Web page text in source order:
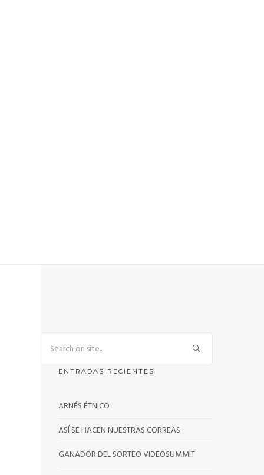
ENTRADAS RECIENTES
ARNÉS ÉTNICO
ASÍ SE HACEN NUESTRAS CORREAS
GANADOR DEL SORTEO VIDEOSUMMIT